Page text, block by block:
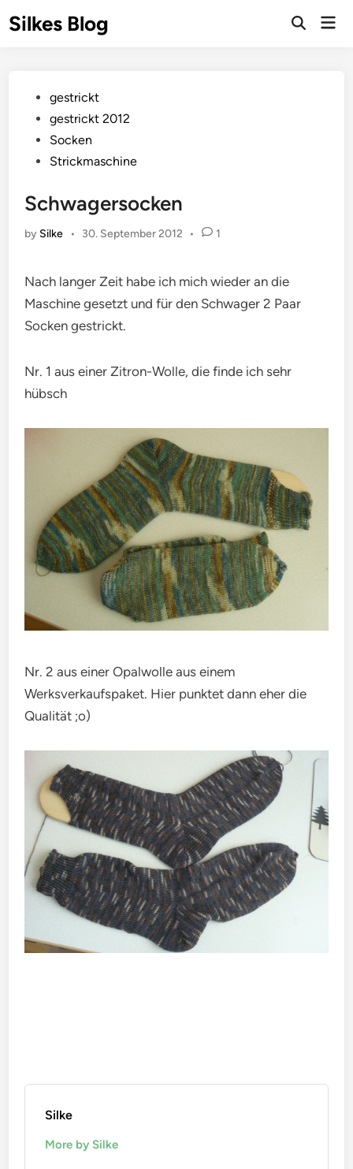
toSilkes Blog
Postedgestrickt
gestrickt 2012
Socken
Strickmaschine
Schwagersocken
by Silke • 30. September 2012 • 1
Nach langer Zeit habe ich mich wieder an die
Maschine gesetzt und für den Schwager 2 Paar
Socken gestrickt.
Nr. 1 aus einer Zitron-Wolle, die finde ich sehr
hübsch
Nr. 2 aus einer Opalwolle aus einem
Werksverkaufspaket. Hier punktet dann eher die
Qualität ;o)
Silke
More by Silke